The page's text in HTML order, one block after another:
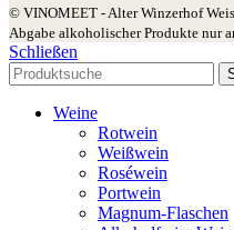
© VINOMEET - Alter Winzerhof
Abgabe alkoholischer Produkte nur
Schließen
Weine
Rotwein
Weißwein
Roséwein
Portwein
Magnum-Flaschen